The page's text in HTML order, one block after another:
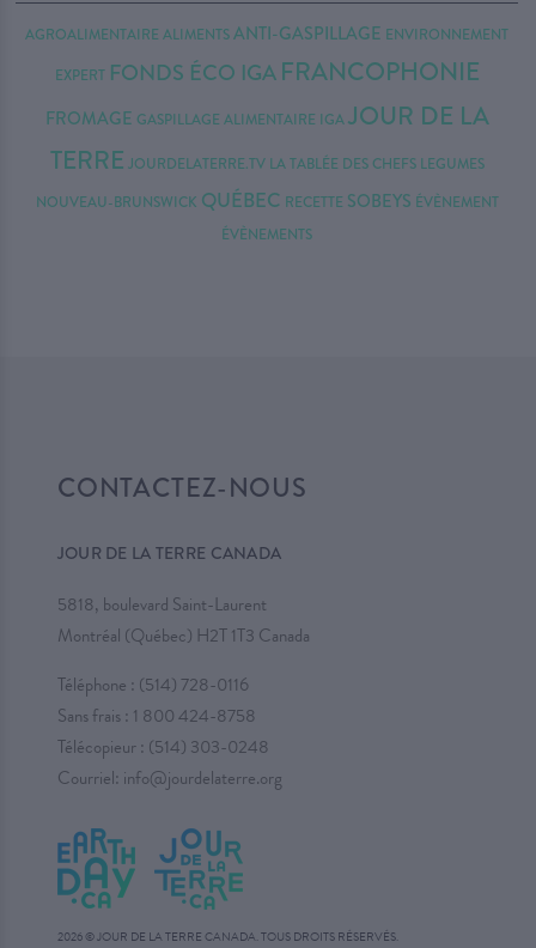
AGROALIMENTAIRE ALIMENTSANTI-GASPILLAGE ENVIRONNEMENT
EXPERT FONDS ÉCO IGA FRANCOPHONIE
FROMAGE GASPILLAGE ALIMENTAIRE IGAJOUR DE LA
TERRE JOURDELATERRE.TV LA TABLÉE DES CHEFS LEGUMES
NOUVEAU-BRUNSWICK QUÉBEC RECETTE SOBEYS ÉVÈNEMENT
ÉVÈNEMENTS
CONTACTEZ-NOUS
JOUR DE LA TERRE CANADA
5818, boulevard Saint-Laurent
Montréal (Québec) H2T 1T3 Canada
Téléphone : (514) 728-0116
Sans frais : 1 800 424-8758
Télécopieur : (514) 303-0248
Courriel: info@jourdelaterre.org
2026 © JOUR DE LA TERRE CANADA. TOUS DROITS RÉSERVÉS.